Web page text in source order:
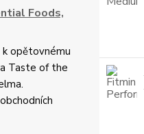
Foods,
opětovnému
Taste of the